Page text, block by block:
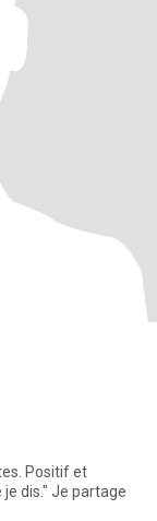
Positif et
dis." Je partage